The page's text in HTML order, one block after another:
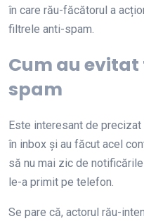
în care rău-făcătorul a
filtrele anti-spam.
Cum au
spam
Este interesant de
în inbox și au făcut acel
să nu mai zic de
le-a primit pe telefon.
Se pare că, actorul rău-